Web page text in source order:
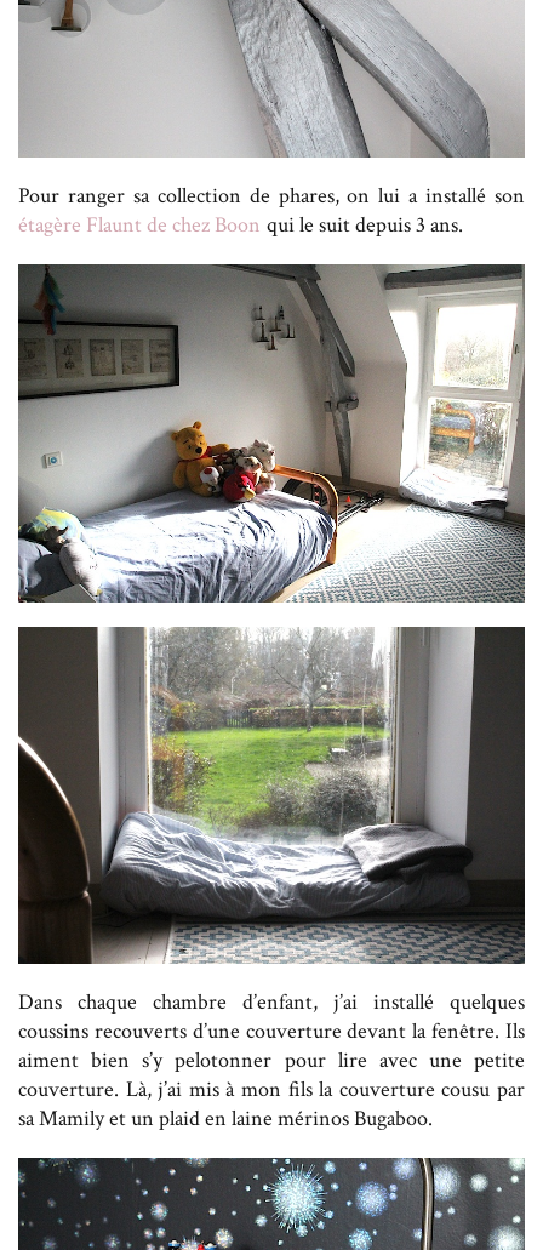
Pour ranger sa collection de phares, on lui a installé son
étagère Flaunt de chez Boon qui le suit depuis 3 ans.
Dans chaque chambre d’enfant, j’ai installé quelques
coussins recouverts d’une couverture devant la fenêtre. Ils
aiment bien s’y pelotonner pour lire avec une petite
couverture. Là, j’ai mis à mon fils la couverture cousu par
sa Mamily et un plaid en laine mérinos Bugaboo.